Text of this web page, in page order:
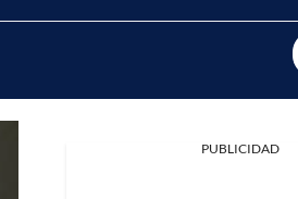
PUBLICIDAD